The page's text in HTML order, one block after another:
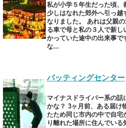
私が小学５年生だった頃、
少しはなれた郊外へ引っ越
なりました。 あれは父親
る車で母と私の３人で新し
かっていた途中の出来事で
な...
バッティングセンター
マイナスドライバー系の話
かな？ 3ヶ月前、ある届け
たため同じ市内の中で自宅
り離れた場所に住んでいる